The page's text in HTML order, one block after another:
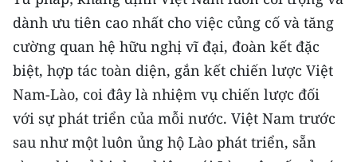
ENGLISH
中文
FRANÇAIS
РУССКИЙ
dành ưu tiên cao nhất cho việc củng cố và tăng
cường quan hệ hữu nghị vĩ đại, đoàn kết đặc
biệt, hợp tác toàn diện, gắn kết chiến lược Việt
Nam-Lào, coi đây là nhiệm vụ chiến lược đối
với sự phát triển của mỗi nước. Việt Nam trước
sau như một luôn ủng hộ Lào phát triển, sẵn